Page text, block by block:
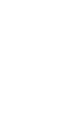
und DE
ist